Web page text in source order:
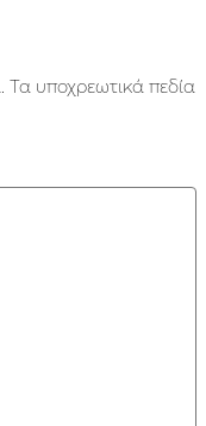
Τα υποχρεωτικά πεδία